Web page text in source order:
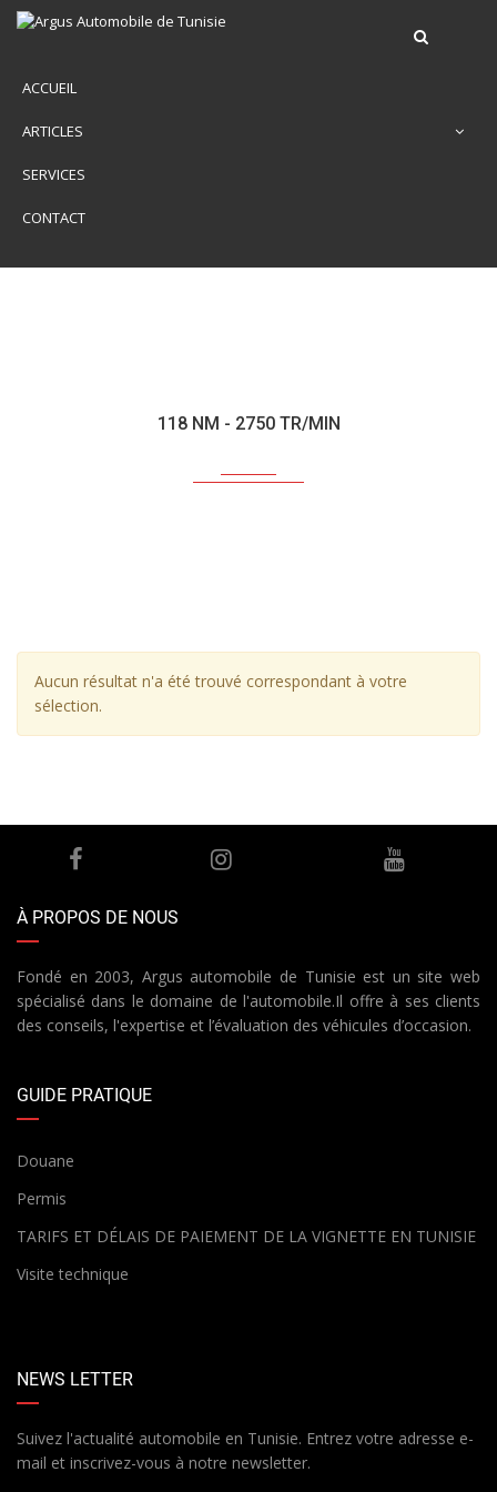
ACCUEIL
ARTICLES
SERVICES
CONTACT
118 NM - 2750 TR/MIN
Aucun résultat n'a été trouvé correspondant à votre
sélection.
À PROPOS DE NOUS
Fondé en 2003, Argus automobile de Tunisie est un site web
spécialisé dans le domaine de l'automobile.Il offre à ses clients
des conseils, l'expertise et l’évaluation des véhicules d’occasion.
GUIDE PRATIQUE
Douane
Permis
TARIFS ET DÉLAIS DE PAIEMENT DE LA VIGNETTE EN TUNISIE
Visite technique
NEWS LETTER
Suivez l'actualité automobile en Tunisie. Entrez votre adresse e-
mail et inscrivez-vous à notre newsletter.